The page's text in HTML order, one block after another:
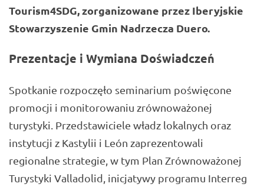
Tourism4SDG, zorganizowane przez Iberyjskie
Stowarzyszenie Gmin Nadrzecza Duero.
Prezentacje i Wymiana Doświadczeń
Spotkanie rozpoczęło seminarium poświęcone
promocji i monitorowaniu zrównoważonej
turystyki. Przedstawiciele władz lokalnych oraz
instytucji z Kastylii i León zaprezentowali
regionalne strategie, w tym Plan Zrównoważonej
Turystyki Valladolid, inicjatywy programu Interreg